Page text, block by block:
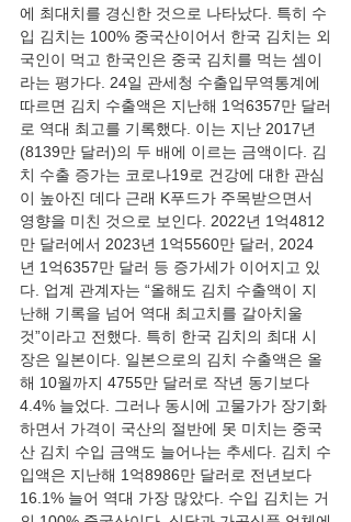
에 최대치를 경신한 것으로 나타났다. 특히 수
입 김치는 100% 중국산이어서 한국 김치는 외
국인이 먹고 한국인은 중국 김치를 먹는 셈이
라는 평가다. 24일 관세청 수출입무역통계에
따르면 김치 수출액은 지난해 1억6357만 달러
로 역대 최고를 기록했다. 이는 지난 2017년
(8139만 달러)의 두 배에 이르는 금액이다. 김
치 수출 증가는 코로나19로 건강에 대한 관심
이 높아진 데다 근래 K푸드가 주목받으면서
영향을 미친 것으로 보인다. 2022년 1억4812
만 달러에서 2023년 1억5560만 달러, 2024
년 1억6357만 달러 등 증가세가 이어지고 있
다. 업계 관계자는 “올해도 김치 수출액이 지
난해 기록을 넘어 역대 최고치를 갈아치울
것”이라고 전했다. 특히 한국 김치의 최대 시
장은 일본이다. 일본으로의 김치 수출액은 올
해 10월까지 4755만 달러로 작년 동기보다
4.4% 늘었다. 그러나 동시에 고물가가 장기화
하면서 가격이 국산의 절반에 못 미치는 중국
산 김치 수입 금액도 늘어나는 추세다. 김치 수
입액은 지난해 1억8986만 달러로 전년보다
16.1% 늘어 역대 가장 많았다. 수입 김치는 거